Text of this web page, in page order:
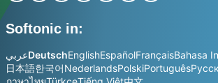
Softonic in:
عربيDeutschEnglishEspañolFrançaisBahasa
日本語한국어NederlandsPolskiPortuguês